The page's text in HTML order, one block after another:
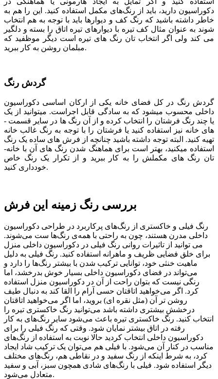
دکوراسیون دارید، باید از رنگ‌های مکمل استفاده کنید. این را هم به
خاطر داشته باشید که رنگ کف و دیوارها باید با توجه به هم انتخاب
شوند به عنوان مثال کف تیره با دیوارهای تیره اتاق را بسته و دلگیر
می کند ولی اگر انتخاب تان رنگ های تیره است دیگر موظفید که
مبلمان روشن به کار ببرید.
گردش رنگ
گردش رنگ در کل فضای خانه یکی از ارکان اساسی دکوراسیون
داخلی محسوب می­شود که به سادگی قابل اجراست. می­توانید از یک
یا چند رنگ فرش­تان را انتخاب کرده و از آن رنگ ­ها در سایر قسمت ­
های خانه نیز استفاده کنید یا فرشتان را با توجه به رنگ غالب خانه
تهیه کنید. البته توجه داشته باشید چنانچه از فرش­ های ساده یک رنگ
استفاده می­کنید، بهتر است برای هماهنگ شدن رنگ­ های آن با خانه­
تان رنگ­ های مکملش را به کار ببرید و از تکرار یک رنگ خاص
خودداری کنید.
بررسی رنگ زمینه این فرش
رنگ فیلی و خاکستری از رنگ‌های پرکاربرد در طراحی دکوراسیون
داخلی مدرن هستند، چون به راحتی با همه‌ی رنگ‌ها ست می‌شوند.
می توانید از تاثیرات روانی رنگ فیلی در دکوراسیون داخلی منزل
برای خلق فضایی ظریف و ماهرانه استفاده کنید. رنگ فیلی به دلیل
ماهیت خنثی خود، توانایی ترکیب شدن با بیشتر رنگ‌ها را دارد و
می‌تواند در فضای دکوراسیون داخلی بسیار خوش بدرخشد، اما
رنگی نیست که بتوان راحت از آن در دکوراسیون منزل استفاده
کرد. اگر می‌خواهید اتاقتان حسی آرام را القا کند به دنبال طیف
روشن تر آن (مثل نقره ای) بروید، اما اگر می‌خواهید اتاقتان
درخشش بیشتری داشته باشد می‌توانید رنگ خاکستری تیره‌ را
انتخاب کنید. رنگ خاکستری تیره‌ باعث می‌شود سایر رنگ‌های به کار
رفته در اتاق بیشتر نمایان شود. وقتی که رنگ فیلی را برای
دکوراسیون داخلی انتخاب کردید حالا نوبت به استفاده از رنگ‌های
مناسب در کنار آن می‌شود. با فیلی هم می‌توان یک ترکیب شاد ایجاد
کرد، به شرط اینکه از رنگ سفید و در نقاطی هم، رنگ‌های مختلف
دیگر استفاده شود. فیلی با رنگ‌های شادی همچون سبز، آبی و سفید
متعادل می‌شود.